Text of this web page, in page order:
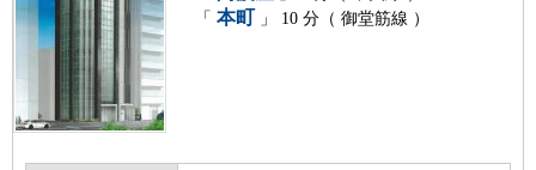
「 本町 」 10 分（ 御堂筋線 ）